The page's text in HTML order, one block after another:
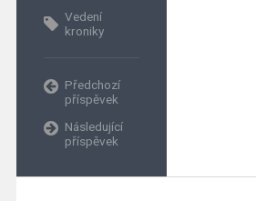
Vedení
kroniky
Předchozí
příspěvek
Následující
příspěvek